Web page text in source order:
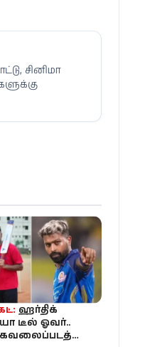
சினிமா
ஹர்திக்
டீல் ஓவர்..
கவலைப்படத்